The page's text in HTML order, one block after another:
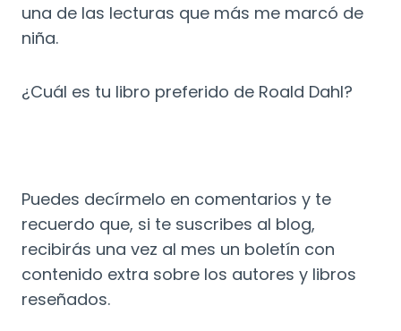
una de las lecturas que más me marcó de
niña.
¿Cuál es tu libro preferido de Roald Dahl?
Puedes decírmelo en comentarios y te
recuerdo que, si te suscribes al blog,
recibirás una vez al mes un boletín con
contenido extra sobre los autores y libros
reseñados.